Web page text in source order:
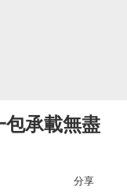
包承載無盡
分享